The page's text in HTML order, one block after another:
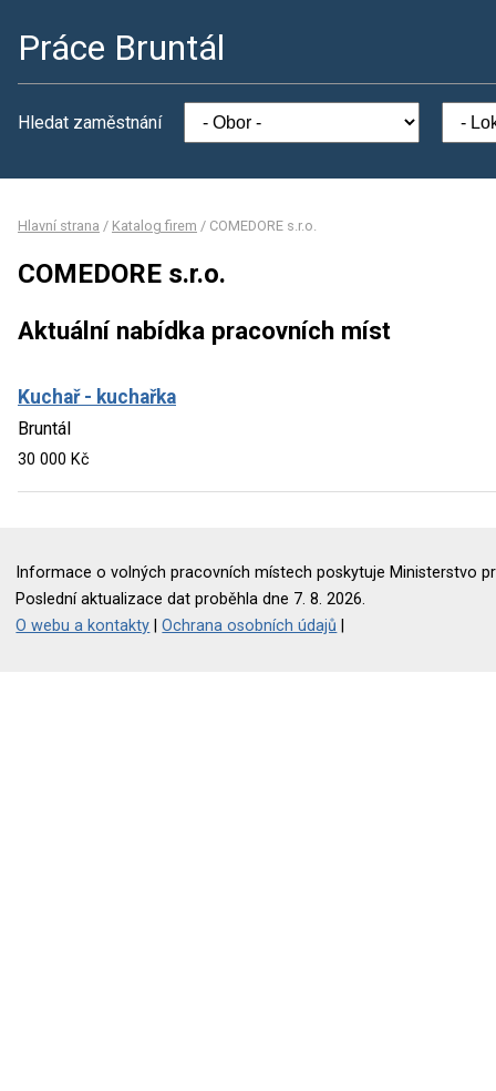
Práce Bruntál
Hledat zaměstnání
Hlavní strana / Katalog firem / COMEDORE s.r.o.
COMEDORE s.r.o.
Aktuální nabídka pracovních míst
Kuchař - kuchařka
Bruntál
30 000 Kč
Informace o volných pracovních místech poskytuje Ministerstvo
Poslední aktualizace dat proběhla dne 7. 8. 2026.
O webu a kontakty |Ochrana osobních údajů